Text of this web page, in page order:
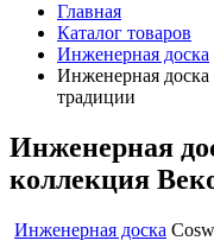
Главная
Каталог товаров
Инженерная доска
Инженерная
традиции
Инженерная
коллекция
Инженерная доска